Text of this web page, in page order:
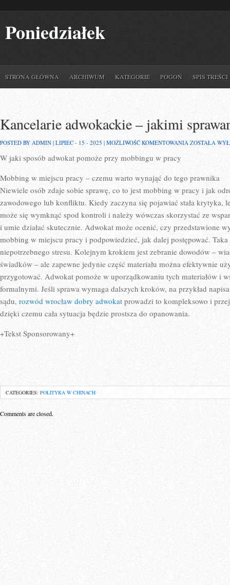
Poniedziałek
STRONA GŁÓWNA ARCHIWUM KATEGORIE POGOŃ SPIS TREŚCI
Kancelarie adwokackie – jakimi
POSTED BY ADMIN | LIPIEC - 15 - 2025 | MOŻLIWOŚĆ KOMENTOWANIA KANCELARIE
MOGĄ
SIĘ
ZAJĄĆ
ZOSTAŁA
W jaki sposób adwokat pomoże przy mobbingu w pracy
Mobbing w miejscu pracy – czemu warto wynająć do tego prawnika
Niewiele osób zdaje sobie sprawę, co to jest mobbing w pracy i jak
zawodowego lub konfliktu. Kiedy zaczyna się pojawiać stała krytyka,
może się wymknąć spod kontroli i należy wówczas skorzystać ze
i umie działać skutecznie. Adwokat może ocenić, czy przedstawione
mobbing w miejscu pracy i podpowiedzieć, jak dalej postępować.
niepotrzebnego stresu. Kolejnym krokiem jest zebranie dowodów –
świadków – ale zapewne jedynie część materiału można efektywnie
przygotować. Adwokat pomoże w uporządkowaniu tych materiałów i
formalnymi. Jeśli sprawa wymaga dalszych kroków, na przykład
sądu, rozwód wrocław dobry adwokat prowadzi to kompleksowo i
dzięki czemu cała sytuacja będzie prostsza do opanowania.
+Tekst Sponsorowany+
CATEGORIES: POLITYKA W CHINACH
Comments are closed.